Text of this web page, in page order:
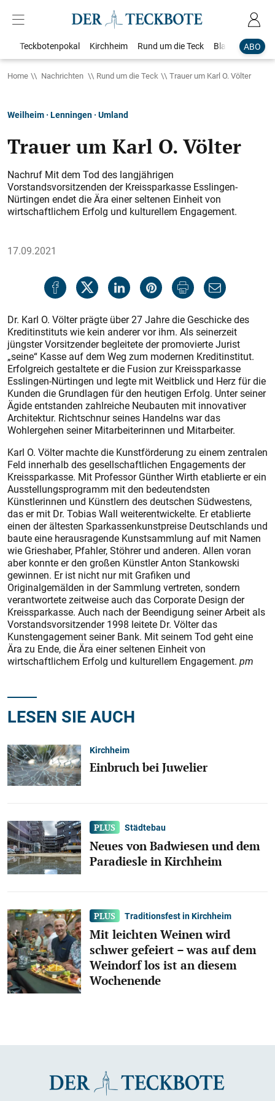
ABO
Teckbotenpokal Kirchheim Rund um die Teck Blaulicht
Home Nachrichten Rund um die Teck Trauer um Karl O. Völter
Weilheim · Lenningen · Umland
Trauer um Karl O. Völter
Nachruf Mit dem Tod des langjährigen
Vorstandsvorsitzenden der Kreissparkasse Esslingen-
Nürtingen endet die Ära einer seltenen Einheit von
wirtschaftlichem Erfolg und kulturellem Engagement.
17.09.2021
Dr. Karl O. Völter prägte über 27 Jahre die Geschicke des
Kreditinstituts wie kein anderer vor ihm. Als seinerzeit
jüngster Vorsitzender begleitete der promovierte Jurist
„seine“ Kasse auf dem Weg zum modernen Kreditinstitut.
Erfolgreich gestaltete er die Fusion zur Kreissparkasse
Esslingen-Nürtingen und legte mit Weitblick und Herz für die
Kunden die Grundlagen für den heutigen Erfolg. Unter seiner
Ägide entstanden zahlreiche Neubauten mit innovativer
Architektur. Richtschnur seines Handelns war das
Wohlergehen seiner Mitarbeiterinnen und Mitarbeiter.
Karl O. Völter machte die Kunstförderung zu einem zentralen
Feld innerhalb des gesellschaftlichen Engagements der
Kreissparkasse. Mit Professor Günther Wirth etablierte er ein
Ausstellungsprogramm mit den bedeutendsten
Künstlerinnen und Künstlern des deutschen Südwestens,
das er mit Dr. Tobias Wall weiterentwickelte. Er etablierte
einen der ältesten Sparkassenkunstpreise Deutschlands und
baute eine herausragende Kunstsammlung auf mit Namen
wie Grieshaber, Pfahler, Stöhrer und anderen. Allen voran
aber konnte er den großen Künstler Anton Stankowski
gewinnen. Er ist nicht nur mit Grafiken und
Originalgemälden in der Sammlung vertreten, sondern
verantwortete zeitweise auch das Corporate Design der
Kreissparkasse. Auch nach der Beendigung seiner Arbeit als
Vorstandsvorsitzender 1998 leitete Dr. Völter das
Kunstengagement seiner Bank. Mit seinem Tod geht eine
Ära zu Ende, die Ära einer seltenen Einheit von
wirtschaftlichem Erfolg und kulturellem Engagement. pm
LESEN SIE AUCH
Kirchheim
Einbruch bei Juwelier
Städtebau
Neues von Badwiesen und dem
Paradiesle in Kirchheim
Traditionsfest in Kirchheim
Mit leichten Weinen wird
schwer gefeiert – was auf dem
Weindorf los ist an diesem
Wochenende